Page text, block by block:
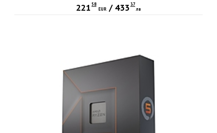
221 58
EUR / 433 37
лв